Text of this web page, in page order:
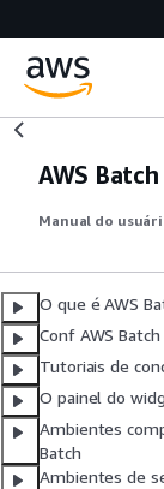
AWS Batch
Manual do
O que é AWS
Conf AWS Batch
Tutoriais de
O painel do
Ambientes
Batch
Ambientes de